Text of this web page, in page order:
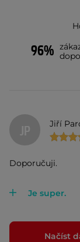
96%
JP Jiří
Doporučuji.
Je super.
Načíst